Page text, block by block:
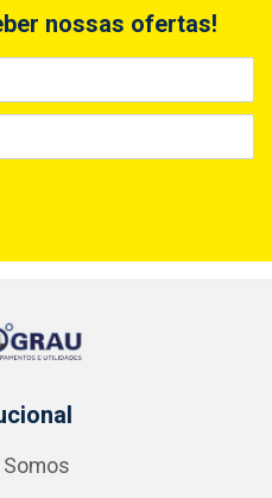
nossas ofertas!
Somos